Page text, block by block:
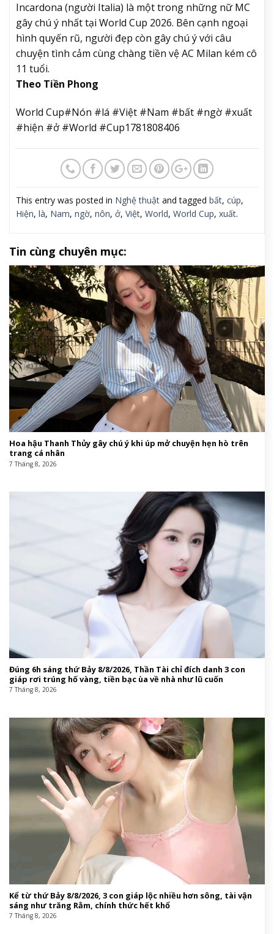
Incardona (người Italia) là một trong những nữ MC
gây chú ý nhất tại World Cup 2026. Bên cạnh ngoại
hình quyến rũ, người đẹp còn gây chú ý với câu
chuyện tình cảm cùng chàng tiền vệ AC Milan kém cô
11 tuổi.
Theo Tiền Phong
World Cup#Nón #lá #Việt #Nam #bất #ngờ #xuất
#hiện #ở #World #Cup1781808406
This entry was posted in Nghệ thuật and tagged bất, cúp,
Hiện, là, Nam, ngờ, nôn, ở, Việt, World, World Cup, xuất.
Tin cùng chuyên mục:
Hoa hậu Thanh Thủy gây chú ý khi úp mở chuyện hẹn hò trên
trang cá nhân
7 Tháng 8, 2026
Đúng 6h sáng thứ Bảy 8/8/2026, Thần Tài chỉ đích danh 3 con
giáp rơi trúng hố vàng, tiền bạc ùa về nhà như lũ cuốn
7 Tháng 8, 2026
Kể từ thứ Bảy 8/8/2026, 3 con giáp lộc nhiều hơn sông, tài vận
sáng như trăng Rằm, chính thức hết khổ
7 Tháng 8, 2026